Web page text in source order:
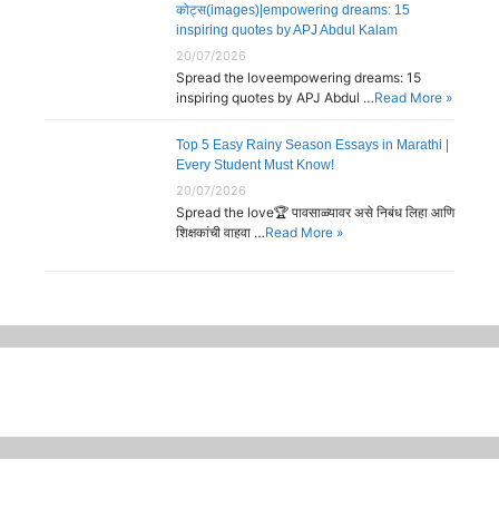
कोट्स(images)|empowering dreams: 15
inspiring quotes by APJ Abdul Kalam
20/07/2026
Spread the loveempowering dreams: 15
inspiring quotes by APJ Abdul …Read More »
Top 5 Easy Rainy Season Essays in Marathi |
Every Student Must Know!
20/07/2026
Spread the love🏆 पावसाळ्यावर असे निबंध लिहा आणि
शिक्षकांची वाहवा …Read More »